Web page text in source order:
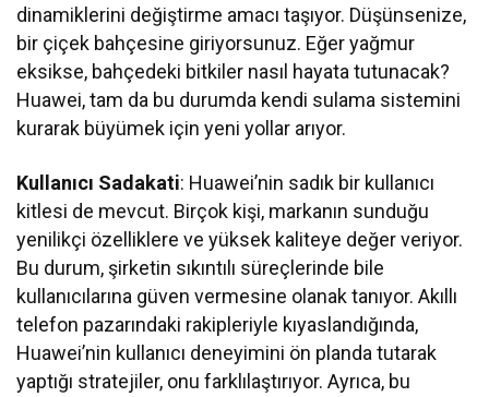
dinamiklerini değiştirme amacı taşıyor. Düşünsenize,
bir çiçek bahçesine giriyorsunuz. Eğer yağmur
eksikse, bahçedeki bitkiler nasıl hayata tutunacak?
Huawei, tam da bu durumda kendi sulama sistemini
kurarak büyümek için yeni yollar arıyor.
Kullanıcı Sadakati: Huawei’nin sadık bir kullanıcı
kitlesi de mevcut. Birçok kişi, markanın sunduğu
yenilikçi özelliklere ve yüksek kaliteye değer veriyor.
Bu durum, şirketin sıkıntılı süreçlerinde bile
kullanıcılarına güven vermesine olanak tanıyor. Akıllı
telefon pazarındaki rakipleriyle kıyaslandığında,
Huawei’nin kullanıcı deneyimini ön planda tutarak
yaptığı stratejiler, onu farklılaştırıyor. Ayrıca, bu